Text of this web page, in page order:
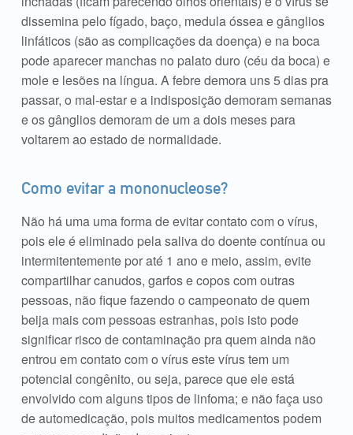
dissemina pelo fígado, baço, medula óssea e gânglios
linfáticos (são as complicações da doença) e na boca
pode aparecer manchas no palato duro (céu da boca) e
mole e lesões na língua. A febre demora uns 5 dias pra
passar, o mal-estar e a indisposição demoram semanas
e os gânglios demoram de um a dois meses para
voltarem ao estado de normalidade.
Como evitar a mononucleose?
Não há uma uma forma de evitar contato com o vírus,
pois ele é eliminado pela saliva do doente contínua ou
intermitentemente por até 1 ano e meio, assim, evite
compartilhar canudos, garfos e copos com outras
pessoas, não fique fazendo o campeonato de quem
beija mais com pessoas estranhas, pois isto pode
significar risco de contaminação pra quem ainda não
entrou em contato com o vírus este vírus tem um
potencial congênito, ou seja, parece que ele está
envolvido com alguns tipos de linfoma; e não faça uso
de automedicação, pois muitos medicamentos podem